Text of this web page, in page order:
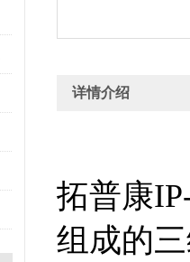
详情介绍
拓普康
组成的